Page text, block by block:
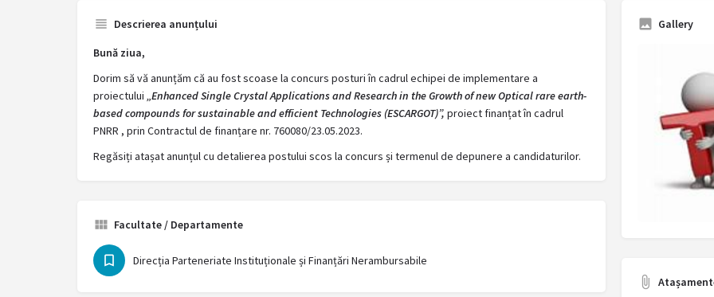
Descrierea anunțului
Bună ziua,
Dorim să vă anunțăm că au fost scoase la concurs posturi în cadrul echipei de implementare a
proiectului „Enhanced Single Crystal Applications and Research in the Growth of new Optical rare earth-
based compounds for sustainable and efficient Technologies (ESCARGOT)”, proiect finanțat în cadrul
PNRR , prin Contractul de finanțare nr. 760080/23.05.2023.
Regăsiți atașat anunțul cu detalierea postului scos la concurs și termenul de depunere a candidaturilor.
Facultate / Departamente
Direcția Parteneriate Instituționale și Finanțări Nerambursabile
Gallery